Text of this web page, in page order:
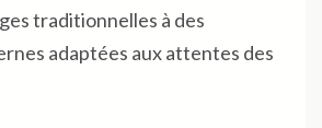
traditionnelles à des
adaptées aux attentes des